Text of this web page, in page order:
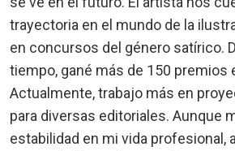
trayectoria en el mundo de la
en concursos del género satírico.
tiempo, gané más de 150 premios
Actualmente, trabajo más en
para diversas editoriales. Aunque
estabilidad en mi vida profesional,